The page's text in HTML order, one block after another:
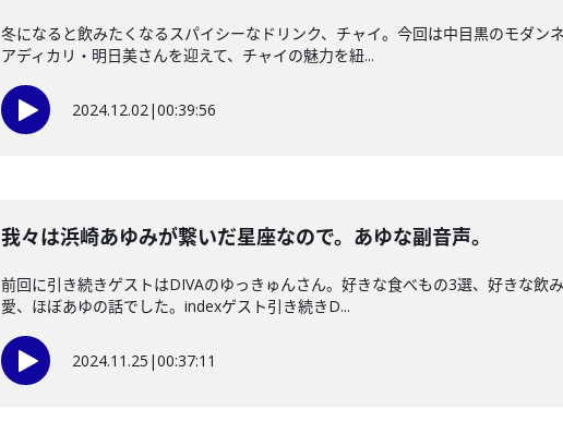
冬になると飲みたくなるスパイシーなドリンク、チャイ。今回は中目黒のモダ
アディカリ・明日美さんを迎えて、チャイの魅力を紐...
2024.12.02|00:39:56
我々は浜崎あゆみが繋いだ星座なので。あゆな副音声。
前回に引き続きゲストはDIVAのゆっきゅんさん。好きな食べもの3選、好きな
愛、ほぼあゆの話でした。indexゲスト引き続きD...
2024.11.25 |00:37:11